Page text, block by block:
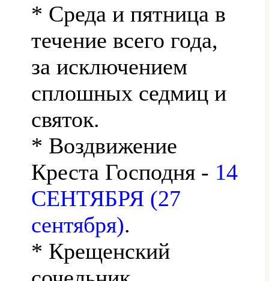
* Среда и пятница в
течение всего года,
за исключением
сплошных седмиц и
святок.
* Воздвижение
Креста Господня - 14
СЕНТЯБРЯ (27
сентября).
* Крещенский